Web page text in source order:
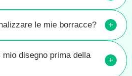
le mie borracce? +
mio disegno prima della
+